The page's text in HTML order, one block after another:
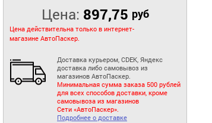
Цена: 897,75 руб
Цена действительна только в интернет-
магазине АвтоПаскер.
Доставка курьером, CDEK, Яндекс
доставка либо самовывоз из
магазинов АвтоПаскер.
Минимальная сумма заказа 500 рублей
для всех способов доставки, кроме
самовывоза из магазинов
Сети «АвтоПаскер».
Подробнее о доставке